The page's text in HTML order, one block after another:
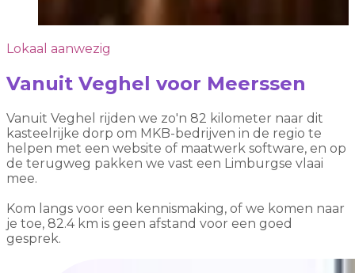
Lokaal aanwezig
Vanuit Veghel voor Meerssen
Vanuit Veghel rijden we zo'n 82 kilometer naar dit
kasteelrijke dorp om MKB-bedrijven in de regio te
helpen met een website of maatwerk software, en op
de terugweg pakken we vast een Limburgse vlaai
mee.
Kom langs voor een kennismaking, of we komen naar
je toe, 82.4 km is geen afstand voor een goed
gesprek.